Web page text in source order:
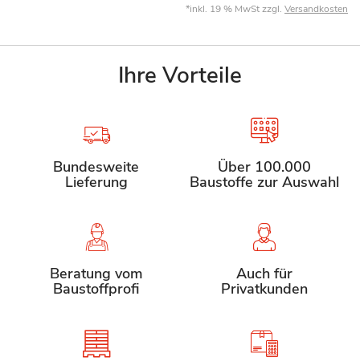
*inkl. 19 % MwSt zzgl. Versandkosten
Ihre Vorteile
Bundesweite
Lieferung
Über 100.000
Baustoffe zur Auswahl
Beratung vom
Baustoffprofi
Auch für
Privatkunden